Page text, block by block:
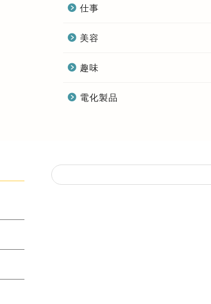
仕事
美容
趣味
電化製品